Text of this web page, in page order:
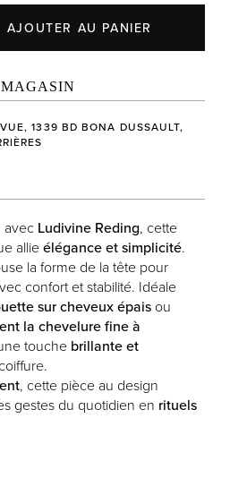
conditions d'achats
AJOUTER AU PANIER
1339 BD BONA DUSSAULT,
avec Ludivine Reding, cette
allieélégance et simplicité.
la forme de la tête pour
confort et stabilité. Idéale
sur cheveux épais ou
la chevelure fine à
touche brillante et
, cette pièce au design
gestes du quotidien en rituels